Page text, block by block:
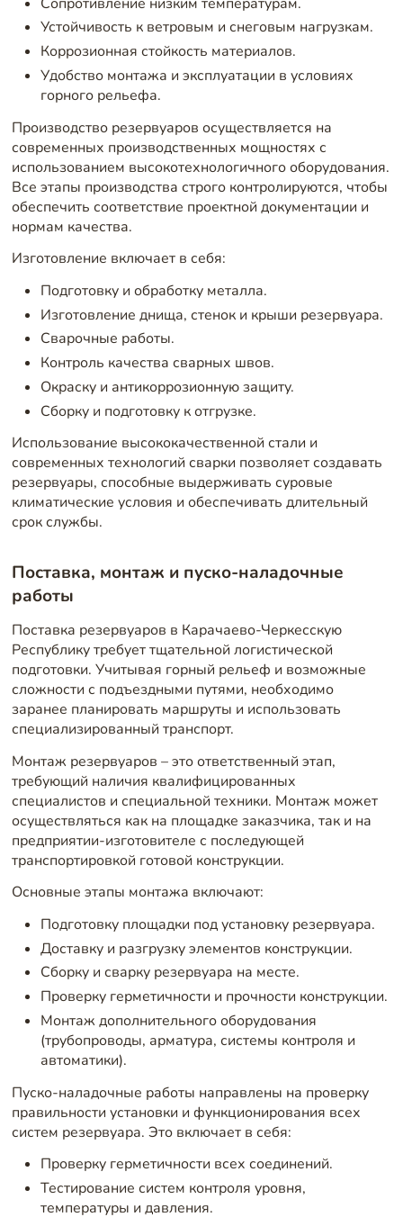
Устойчивость к ветровым и снеговым нагрузкам.
Коррозионная стойкость материалов.
Удобство монтажа и эксплуатации в условиях
горного рельефа.
Производство резервуаров осуществляется на
современных производственных мощностях с
использованием высокотехнологичного оборудования.
Все этапы производства строго контролируются, чтобы
обеспечить соответствие проектной документации и
нормам качества.
Изготовление включает в себя:
Подготовку и обработку металла.
Изготовление днища, стенок и крыши резервуара.
Сварочные работы.
Контроль качества сварных швов.
Окраску и антикоррозионную защиту.
Сборку и подготовку к отгрузке.
Использование высококачественной стали и
современных технологий сварки позволяет создавать
резервуары, способные выдерживать суровые
климатические условия и обеспечивать длительный
срок службы.
Поставка, монтаж и пуско-наладочные
работы
Поставка резервуаров в Карачаево-Черкесскую
Республику требует тщательной логистической
подготовки. Учитывая горный рельеф и возможные
сложности с подъездными путями, необходимо
заранее планировать маршруты и использовать
специализированный транспорт.
Монтаж резервуаров – это ответственный этап,
требующий наличия квалифицированных
специалистов и специальной техники. Монтаж может
осуществляться как на площадке заказчика, так и на
предприятии-изготовителе с последующей
транспортировкой готовой конструкции.
Основные этапы монтажа включают:
Подготовку площадки под установку резервуара.
Доставку и разгрузку элементов конструкции.
Сборку и сварку резервуара на месте.
Проверку герметичности и прочности конструкции.
Монтаж дополнительного оборудования
(трубопроводы, арматура, системы контроля и
автоматики).
Пуско-наладочные работы направлены на проверку
правильности установки и функционирования всех
систем резервуара. Это включает в себя:
Проверку герметичности всех соединений.
Тестирование систем контроля уровня,
температуры и давления.